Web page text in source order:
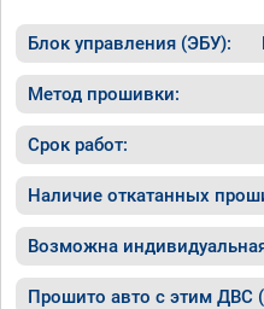
Блок управления (ЭБУ):
Метод прошивки:
Срок работ:
Наличие откатанных
Возможна
Прошито авто с этим ДВС